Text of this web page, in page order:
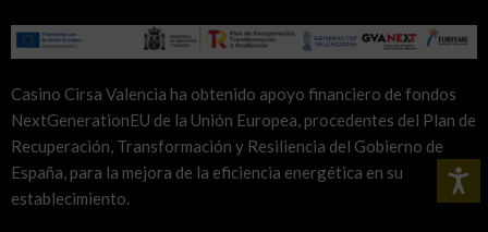
Casino Cirsa Valencia ha obtenido apoyo financiero de fondos
NextGenerationEU de la Unión Europea, procedentes del Plan de
Recuperación, Transformación y Resiliencia del Gobierno de
España, para la mejora de la eficiencia energética en su
establecimiento.